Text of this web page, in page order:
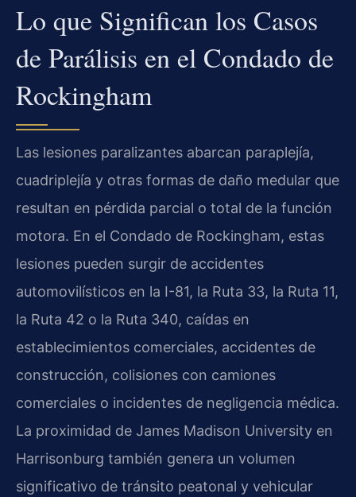
Lo que Significan los Casos
de Parálisis en el Condado de
Rockingham
Las lesiones paralizantes abarcan paraplejía,
cuadriplejía y otras formas de daño medular que
resultan en pérdida parcial o total de la función
motora. En el Condado de Rockingham, estas
lesiones pueden surgir de accidentes
automovilísticos en la I-81, la Ruta 33, la Ruta 11,
la Ruta 42 o la Ruta 340, caídas en
establecimientos comerciales, accidentes de
construcción, colisiones con camiones
comerciales o incidentes de negligencia médica.
La proximidad de James Madison University en
Harrisonburg también genera un volumen
significativo de tránsito peatonal y vehicular